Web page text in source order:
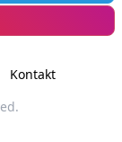
Kontakt